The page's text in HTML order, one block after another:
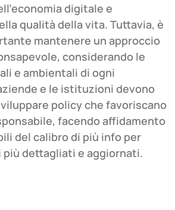
digitale e
qualità della vita. Tuttavia, è
mantenere un approccio
considerando le
e ambientali di ogni
e le istituzioni devono
policy che favoriscano
facendo affidamento
del calibro di più info per
dettagliati e aggiornati.